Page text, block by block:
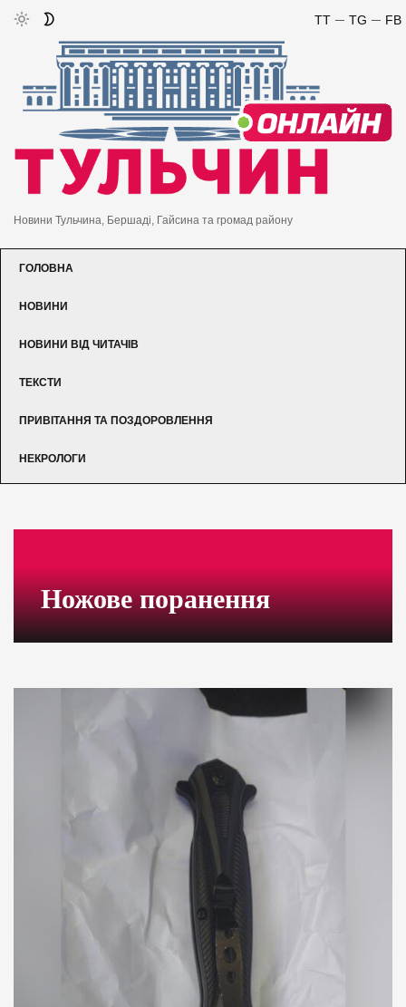
FB
TG
TT
Новини Тульчина, Бершаді, Гайсина та громад району
ГОЛОВНА
НОВИНИ
НОВИНИ ВІД ЧИТАЧІВ
ТЕКСТИ
ПРИВІТАННЯ ТА ПОЗДОРОВЛЕННЯ
НЕКРОЛОГИ
Ножове поранення